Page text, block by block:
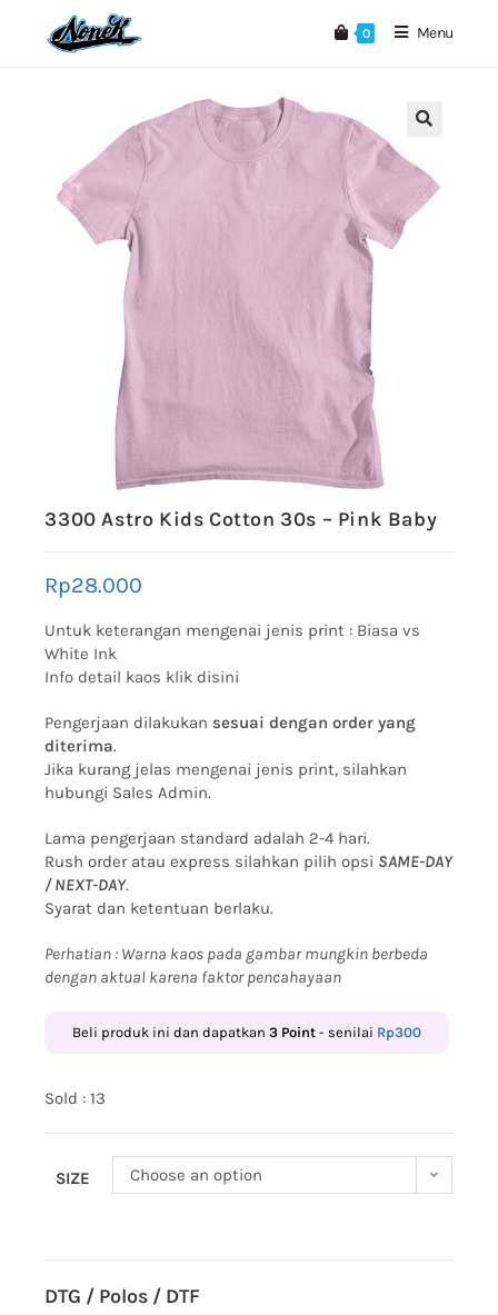
0 Menu
3300 Astro Kids Cotton 30s – Pink Baby
Rp28.000
Untuk keterangan mengenai jenis print : Biasa vs
White Ink
Info detail kaos klik disini
Pengerjaan dilakukan sesuai dengan order yang
diterima.
Jika kurang jelas mengenai jenis print, silahkan
hubungi Sales Admin.
Lama pengerjaan standard adalah 2-4 hari.
Rush order atau express silahkan pilih opsi SAME-DAY
/ NEXT-DAY.
Syarat dan ketentuan berlaku.
Perhatian : Warna kaos pada gambar mungkin berbeda
dengan aktual karena faktor pencahayaan
Beli produk ini dan dapatkan3 Point - senilai Rp300
Sold : 13
SIZE Choose an option
DTG / Polos / DTF